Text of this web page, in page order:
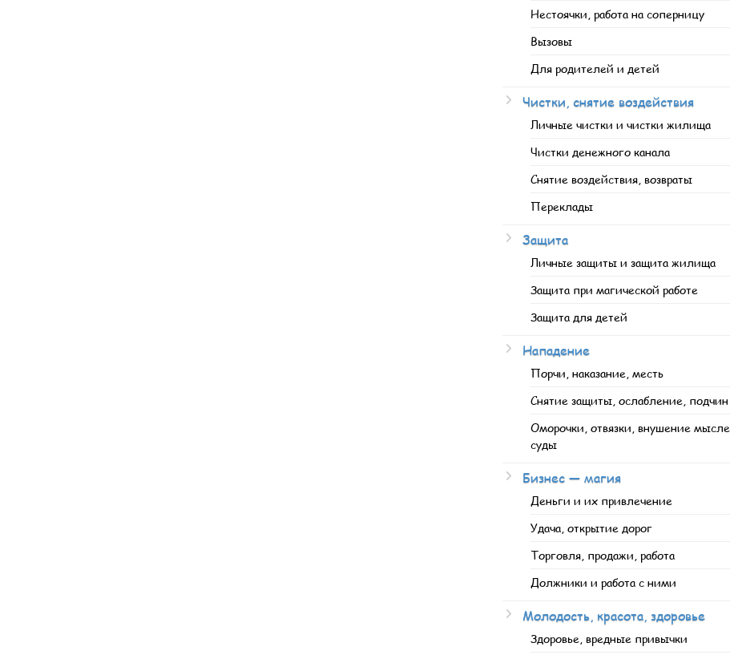
Нестоячки, работа на соперницу
Вызовы
Для родителей и детей
Чистки, снятие воздействия
Личные чистки и чистки жилища
Чистки денежного канала
Снятие воздействия, возвраты
Переклады
Защита
Личные защиты и защита жилища
Защита при магической работе
Защита для детей
Нападение
Порчи, наказание, месть
Снятие защиты, ослабление, подчин
Оморочки, отвязки, внушение
суды
Бизнес — магия
Деньги и их привлечение
Удача, открытие дорог
Торговля, продажи, работа
Должники и работа с ними
Молодость, красота, здоровье
Здоровье, вредные привычки